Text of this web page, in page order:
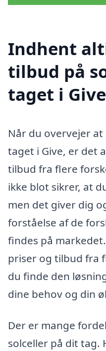
Indhent
tilbud på
taget i Give
Når du overvejer
taget i Give, er det
tilbud fra flere
ikke blot sikrer, at
men det giver dig
forståelse af de
findes på
priser og tilbud fra
du finde den
dine behov og din
Der er mange
solceller på dit tag.